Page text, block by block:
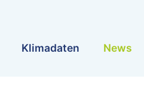
Klimadaten News